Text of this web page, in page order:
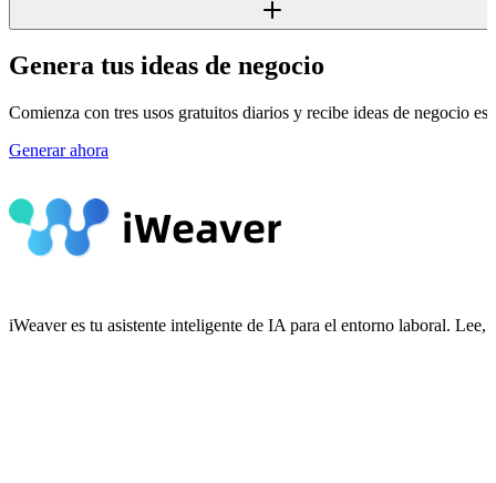
Genera tus ideas de negocio
Comienza con tres usos gratuitos diarios y recibe ideas de negocio
Generar ahora
iWeaver es tu asistente inteligente de IA para el entorno laboral.